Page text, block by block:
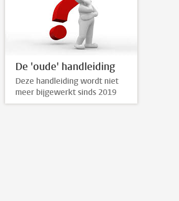
De 'oude' handleiding
Deze handleiding wordt niet
meer bijgewerkt sinds 2019